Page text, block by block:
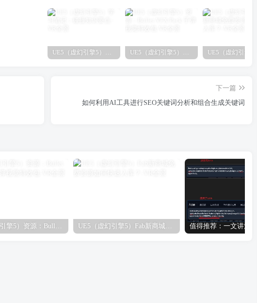
下一篇
如何利用AI工具进行SEO关键词分析和组合生成关键词